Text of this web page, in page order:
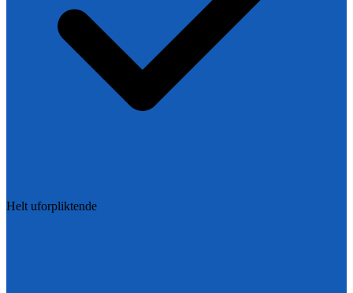
Helt uforpliktende